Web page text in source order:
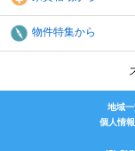
物件特集から
地域
個人情報